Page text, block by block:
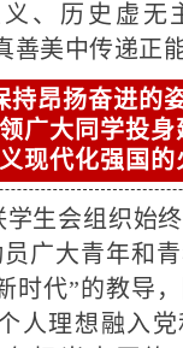
、历史虚无
善美中传递正能
持昂扬奋进的
广大同学投身
现代化强国的
学生会组织始
广大青年和
时代”的教导
人理想融入党